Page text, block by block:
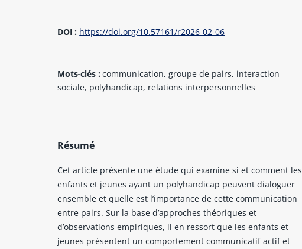
DOI : https://doi.org/10.57161/r2026-02-06
Mots-clés :communication, groupe de pairs, interaction
sociale, polyhandicap, relations interpersonnelles
Résumé
Cet article présente une étude qui examine si et comment les
enfants et jeunes ayant un polyhandicap peuvent dialoguer
ensemble et quelle est l’importance de cette communication
entre pairs. Sur la base d’approches théoriques et
d’observations empiriques, il en ressort que les enfants et
jeunes présentent un comportement communicatif actif et